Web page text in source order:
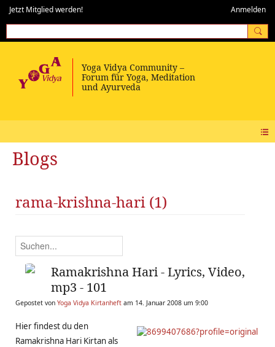
Jetzt Mitglied werden! Anmelden
Blogs
rama-krishna-hari (1)
Ramakrishna Hari - Lyrics, Video,
mp3 - 101
Gepostet von Yoga Vidya Kirtanheft am 14. Januar 2008 um 9:00
Hier findest du den
Ramakrishna Hari Kirtan als